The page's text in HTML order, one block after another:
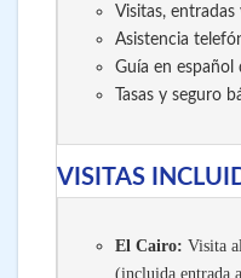
Visitas,
Asistencia
Guía en español
Tasas y seguro
VISITAS
El Cairo: Visita
(incluida entrada